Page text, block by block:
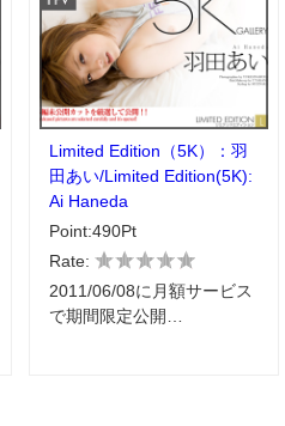
Limited Edition（5K）：羽
田あい/Limited Edition(5K):
Ai Haneda
Point:490Pt
Rate:
2011/06/08に月額サービス
で期間限定公開…